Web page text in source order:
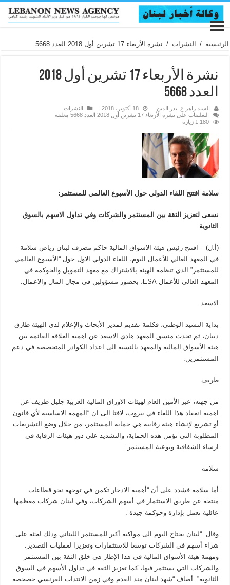
الرئيسية / النشرات / نشرة الأربعاء 17 تشرين أول 2018 العدد 5668
نشرة الأربعاء 17 تشرين أول 2018
العدد 5668
السيد زاهر ع. بدر الدين 18 أكتوبر، 2018
النشرات
التعليقات على نشرة الأربعاء 17 تشرين أول 2018 العدد 5668 مغلقة
1,180 زيارة
سلامة افتتح اللقاء الدولي حول الأسبوع العالمي للمستثمر:
نسعى لتعزيز الثقة بين المستثمر والشركات وفي تداول الاسهم بالسوق
الثانوية
(أ.ل) – افتتح رئيس هيئة الاسواق المالية حاكم مصرف لبنان رياض سلامة
في المعهد العالي للأعمال اليوم، اللقاء الدولي الاول حول “الأسبوع العالمي
للمستثمر” الذي تنظمه الهيئة بالاشتراك مع معهد التمويل والحوكمة في
المعهد العالي للأعمال ESA، بحضور مسؤولين في مجال المال والاعمال.
الاسعد
بداية النشيد الوطني، فكلمة تقديم لمدير الأبحاث والإعلام لدى الهيئة طارق
ذبيان، ثم تحدث منسق المعهد هادي الاسعد عن اهمية العلاقة القائمة بين
هيئة الأسواق المالية والمعهد بالنسبة الى اعداد الكوادر المتخصصة في دعم
المستثمرين.
طريف
من جهته، عبر الأمين العام لهيئات الاوراق المالية العربية جليل طريف عن
اهمية انعقاد هذا اللقاء في بيروت، لافتا الى ان “المهمة الاساسية لأي قانون
أو تشريع لإنشاء هيئة رقابية هي حماية المستثمر، من خلال وضع التشريعات
المطلوبة التي تؤمن هذه الحماية، والتشديد على دور هيئات الرقابة في
ارساء الشفافية وتوعية المستثمر”.
سلامة
أما سلامة فشدد على أن “أهمية الادخار تكمن في توجهه نحو قطاعات
منتجة عن طريق الاستثمار في أسهم الشركات، وفي لبنان شركات معظمها
عائلية تعمل بإدارة وحوكمة جيدة”.
وقال: “لبنان يحتاج اليوم الى مواكبة أكبر للمستثمر اللبناني وذلك لحثه على
شراء أسهم في الشركات توسعا للاستثمارات وتعزيزا لعمليات التصدير.
ومهمة هيئة الأسواق المالية في هذا الإطار هي خلق الثقة بين المستثمر
والشركات التي يستثمر فيها، كما تعزيز الثقة في تداول الأسهم في السوق
الثانوية”. أضاف “شهد لبنان منذ القدم وفي زمن الانتداب الفرنسي خصخصة